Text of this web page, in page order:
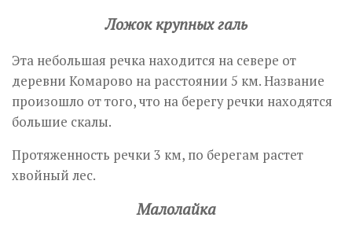
Ложок крупных галь
Эта небольшая речка находится на севере от
деревни Комарово на расстоянии 5 км. Название
произошло от того, что на берегу речки находятся
большие скалы.
Протяженность речки 3 км, по берегам растет
хвойный лес.
Малолайка